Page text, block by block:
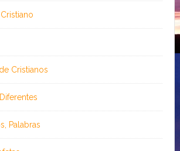
Cristianos
Palabras